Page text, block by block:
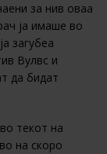
за нив оваа
ја имаше во
загубеа
Вулвс и
да бидат
текот на
на скоро